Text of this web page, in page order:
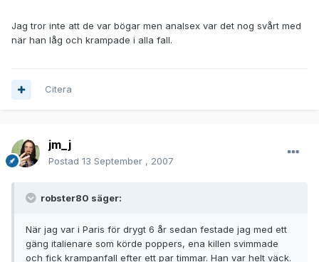
Jag tror inte att de var bögar men analsex var det nog svårt med
när han låg och krampade i alla fall.
Citera
jm_j
Postad 13 September , 2007
robster80 säger:
När jag var i Paris för drygt 6 år sedan festade jag med ett
gäng italienare som körde poppers, ena killen svimmade
och fick krampanfall efter ett par timmar. Han var helt väck.